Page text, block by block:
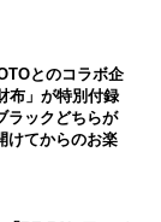
とのコラボ企
布」が特別付録
ラックどちらが
けてからのお楽